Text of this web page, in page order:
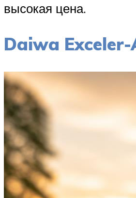
высокая цена.
Daiwa Exceler-